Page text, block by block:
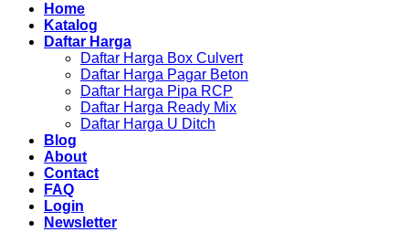
Home
Katalog
Daftar Harga
Daftar Harga Box Culvert
Daftar Harga Pagar Beton
Daftar Harga Pipa RCP
Daftar Harga Ready Mix
Daftar Harga U Ditch
Blog
About
Contact
FAQ
Login
Newsletter